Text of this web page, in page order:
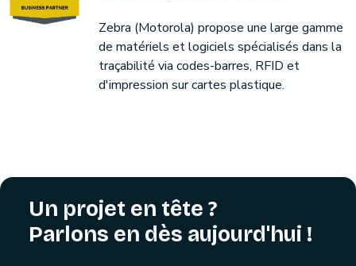
Zebra (Motorola) propose une large gamme
de matériels et logiciels spécialisés dans la
traçabilité via codes-barres, RFID et
d'impression sur cartes plastique.
Un projet en tête ?
Parlons en dès aujourd'hui !